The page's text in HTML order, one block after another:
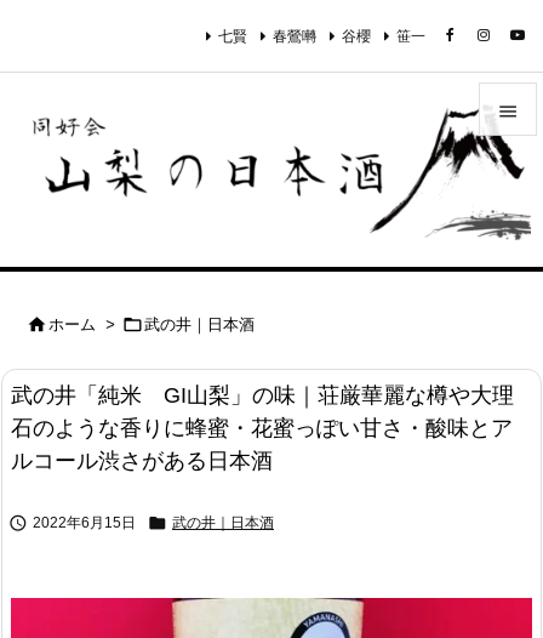



次へ

七賢 春鶯囀 谷櫻 笹一
 ホーム > 武の井｜日本酒
武の井「純米 GI山梨」の味｜荘厳華麗な樽や大理
石のような香りに蜂蜜・花蜜っぽい甘さ・酸味とア
ルコール渋さがある日本酒
 2022年6月15日  武の井｜日本酒